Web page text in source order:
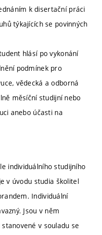
k disertační práci
týkajících se povinných
hlásí po vykonání
podmínek pro
vědecká a odborná
měsíční studijní nebo
anebo účasti na
individuálního studijního
v úvodu studia školitel
Individuální
Jsou v něm
v souladu se